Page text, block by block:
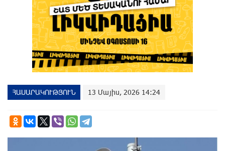
ՀԱՍԱՐԱԿՈՒԹՅՈՒՆ 13 Մայիս, 2026 14:24